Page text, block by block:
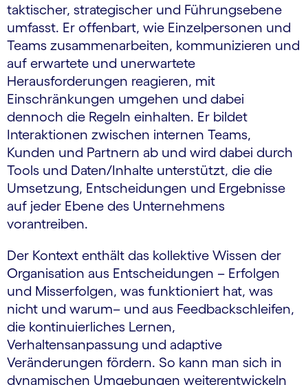
taktischer, strategischer und Führungsebene
umfasst. Er offenbart, wie Einzelpersonen und
Teams zusammenarbeiten, kommunizieren und
auf erwartete und unerwartete
Herausforderungen reagieren, mit
Einschränkungen umgehen und dabei
dennoch die Regeln einhalten. Er bildet
Interaktionen zwischen internen Teams,
Kunden und Partnern ab und wird dabei durch
Tools und Daten/Inhalte unterstützt, die die
Umsetzung, Entscheidungen und Ergebnisse
auf jeder Ebene des Unternehmens
vorantreiben.
Der Kontext enthält das kollektive Wissen der
Organisation aus Entscheidungen – Erfolgen
und Misserfolgen, was funktioniert hat, was
nicht und warum– und aus Feedbackschleifen,
die kontinuierliches Lernen,
Verhaltensanpassung und adaptive
Veränderungen fördern. So kann man sich in
dynamischen Umgebungen weiterentwickeln